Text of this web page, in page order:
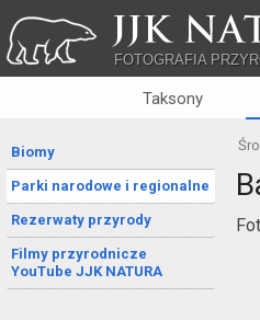
JJK
FOTOGRAFIA
Taksony
Biomy
Parki narodowe i regionalne
Rezerwaty przyrody
Filmy przyrodnicze
YouTube JJK NATURA